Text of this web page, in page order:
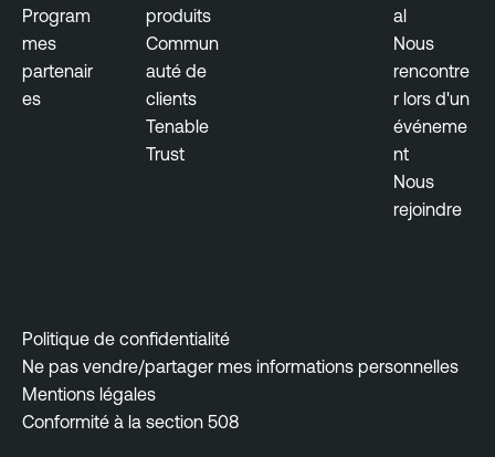
Program
mes
partenair
es
produits
Commun
auté de
clients
Tenable
Trust
al
Nous
rencontre
r lors d'un
événeme
nt
Nous
rejoindre
Politique de confidentialité
Ne pas vendre/partager mes informations personnelles
Mentions légales
Conformité à la section 508